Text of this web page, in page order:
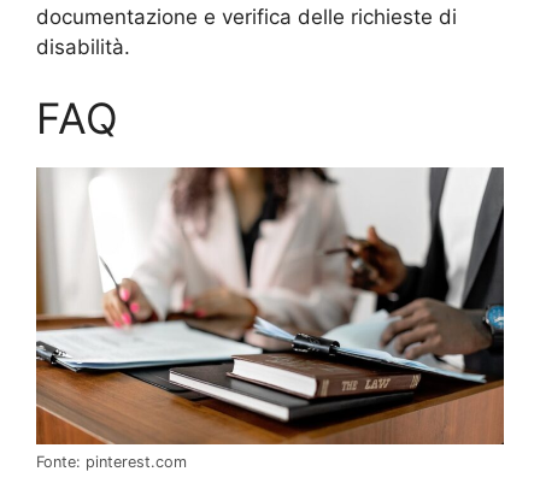
documentazione e verifica delle richieste di
disabilità.
FAQ
Fonte: pinterest.com